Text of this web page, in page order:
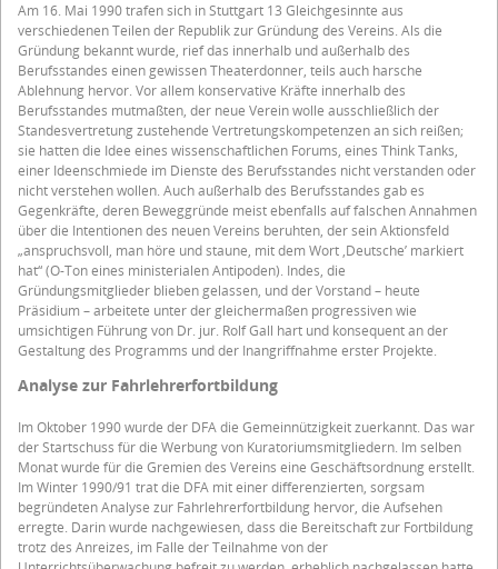
Am 16. Mai 1990 trafen sich in Stuttgart 13 Gleichgesinnte aus
verschiedenen Teilen der Republik zur Gründung des Vereins. Als die
Gründung bekannt wurde, rief das innerhalb und außerhalb des
Berufsstandes einen gewissen Theaterdonner, teils auch harsche
Ablehnung hervor. Vor allem konservative Kräfte innerhalb des
Berufsstandes mutmaßten, der neue Verein wolle ausschließlich der
Standesvertretung zustehende Vertretungskompetenzen an sich reißen;
sie hatten die Idee eines wissenschaftlichen Forums, eines Think Tanks,
einer Ideenschmiede im Dienste des Berufsstandes nicht verstanden oder
nicht verstehen wollen. Auch außerhalb des Berufsstandes gab es
Gegenkräfte, deren Beweggründe meist ebenfalls auf falschen Annahmen
über die Intentionen des neuen Vereins beruhten, der sein Aktionsfeld
„anspruchsvoll, man höre und staune, mit dem Wort ‚Deutsche’ markiert
hat“ (O-Ton eines ministerialen Antipoden). Indes, die
Gründungsmitglieder blieben gelassen, und der Vorstand – heute
Präsidium – arbeitete unter der gleichermaßen progressiven wie
umsichtigen Führung von Dr. jur. Rolf Gall hart und konsequent an der
Gestaltung des Programms und der Inangriffnahme erster Projekte.
Analyse zur Fahrlehrerfortbildung
Im Oktober 1990 wurde der DFA die Gemeinnützigkeit zuerkannt. Das war
der Startschuss für die Werbung von Kuratoriumsmitgliedern. Im selben
Monat wurde für die Gremien des Vereins eine Geschäftsordnung erstellt.
Im Winter 1990/91 trat die DFA mit einer differenzierten, sorgsam
begründeten Analyse zur Fahrlehrerfortbildung hervor, die Aufsehen
erregte. Darin wurde nachgewiesen, dass die Bereitschaft zur Fortbildung
trotz des Anreizes, im Falle der Teilnahme von der